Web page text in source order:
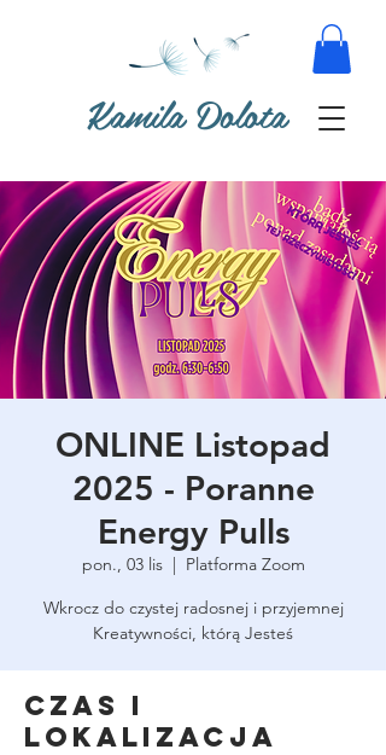
Kamila Dolota
ONLINE Listopad
2025 - Poranne
Energy Pulls
pon., 03 lis
  |
Platforma Zoom
Wkrocz do czystej radosnej i przyjemnej
Kreatywności, którą Jesteś
Czas i
lokalizacja